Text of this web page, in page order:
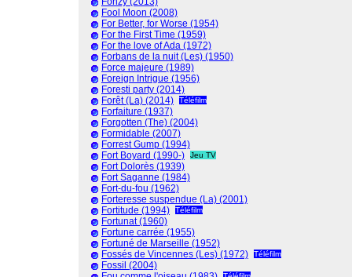
Fool Moon (2008)
For Better, for Worse (1954)
For the First Time (1959)
For the love of Ada (1972)
Forbans de la nuit (Les) (1950)
Force majeure (1989)
Foreign Intrigue (1956)
Foresti party (2014)
Forêt (La) (2014)
Téléfilm
Forfaiture (1937)
Forgotten (The) (2004)
Formidable (2007)
Forrest Gump (1994)
Fort Boyard (1990-)
Jeu TV
Fort Dolorès (1939)
Fort Saganne (1984)
Fort-du-fou (1962)
Forteresse suspendue (La) (2001)
Fortitude (1994)
Téléfilm
Fortunat (1960)
Fortune carrée (1955)
Fortuné de Marseille (1952)
Fossés de Vincennes (Les) (1972)
Téléfilm
Fossil (2004)